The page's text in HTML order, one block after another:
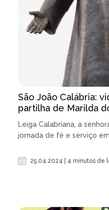
São João Calábria:
partilha de Marilda
Leiga Calabriana, a
jornada de fé e serviço
25.04.2024 | 4 minutos de